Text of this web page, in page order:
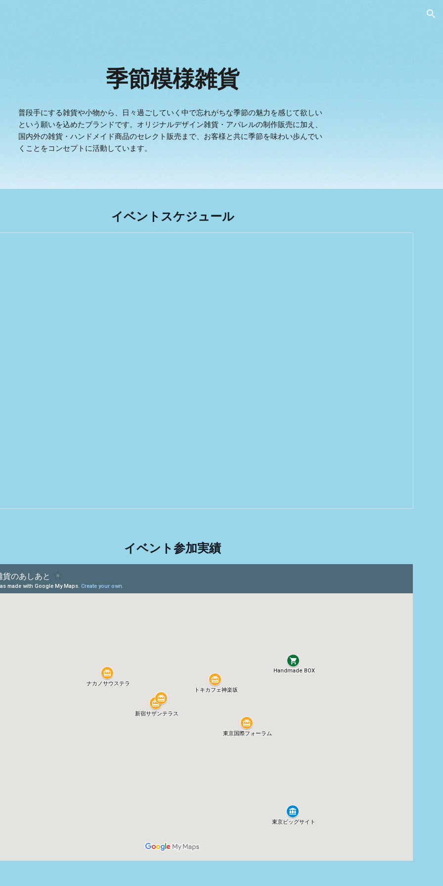
季節模様雑貨
普段手にする雑貨や小物から、日々過ごしていく中で忘れがちな季節の魅力を感じて欲しい
という願いを込めたブランドです。オリジナルデザイン雑貨・アパレルの制作販売に加え、
国内外の雑貨・ハンドメイド商品のセレクト販売まで、お客様と共に季節を味わい歩んでい
くことをコンセプトに活動しています。
イベントスケジュール
イベント参加実績